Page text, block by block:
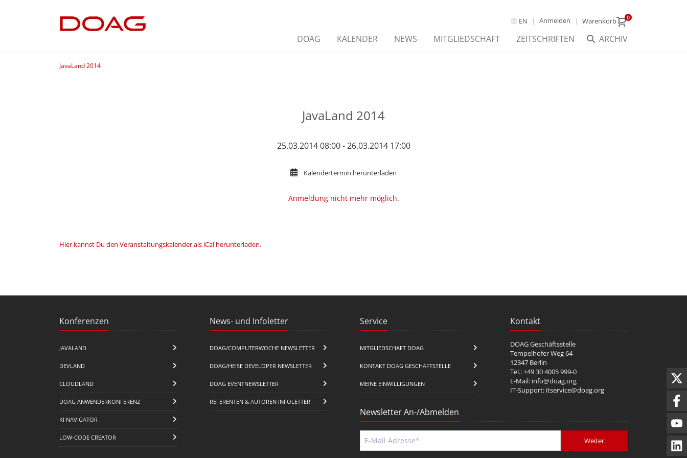
EN Anmelden Warenkorb 0
ARCHIV
DOAG KALENDER NEWS MITGLIEDSCHAFT ZEITSCHRIFTEN
JavaLand 2014
JavaLand 2014
25.03.2014 08:00 - 26.03.2014 17:00
Kalendertermin herunterladen
Anmeldung nicht mehr möglich.
Hier kannst Du den Veranstaltungskalender als iCal herunterladen.
Konferenzen
JAVALAND
DEVLAND
CLOUDLAND
DOAG ANWENDERKONFERENZ
KI NAVIGATOR
LOW-CODE CREATOR
News- und Infoletter
DOAG/COMPUTERWOCHE NEWSLETTER
DOAG/HEISE DEVELOPER NEWSLETTER
DOAG EVENTNEWSLETTER
REFERENTEN & AUTOREN INFOLETTER
Service
MITGLIEDSCHAFT DOAG
KONTAKT DOAG GESCHÄFTSTELLE
MEINE EINWILLIGUNGEN
Kontakt
DOAG Geschäftsstelle
Tempelhofer Weg 64
12347 Berlin
Tel.: +49 30 4005 999-0
E-Mail: info@doag.org
IT-Support: itservice@doag.org
Newsletter An-/Abmelden
Weiter